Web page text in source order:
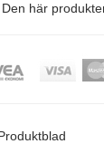
Den här